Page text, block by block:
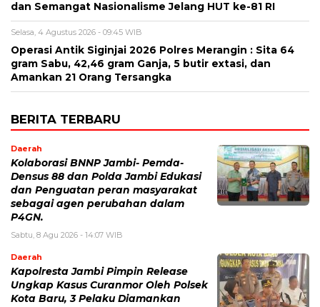
dan Semangat Nasionalisme Jelang HUT ke-81 RI
Selasa, 4 Agustus 2026 - 09:45 WIB
Operasi Antik Siginjai 2026 Polres Merangin : Sita 64
gram Sabu, 42,46 gram Ganja, 5 butir extasi, dan
Amankan 21 Orang Tersangka
BERITA TERBARU
Daerah
Kolaborasi BNNP Jambi- Pemda-
Densus 88 dan Polda Jambi Edukasi
dan Penguatan peran masyarakat
sebagai agen perubahan dalam
P4GN.
Sabtu, 8 Agu 2026 - 14:07 WIB
Daerah
Kapolresta Jambi Pimpin Release
Ungkap Kasus Curanmor Oleh Polsek
Kota Baru, 3 Pelaku Diamankan